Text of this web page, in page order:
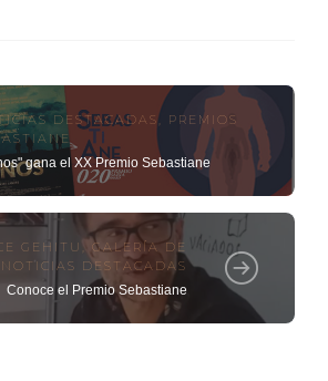
DESTACADAS, PREMIOS
gana el XX Premio Sebastiane
GEHITU
GALERÍA DE
NOTICIAS DESTACADAS
Conoce el Premio Sebastiane